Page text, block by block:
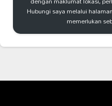
Hubungi saya melalui
memerlukan